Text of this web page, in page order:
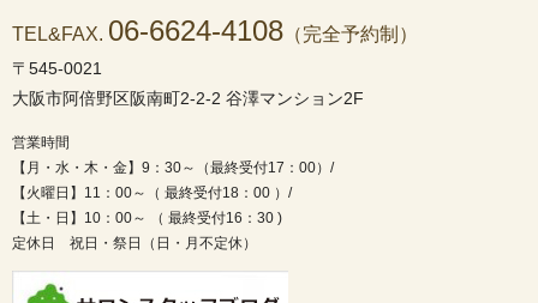
TEL&FAX. 06-6624-4108 （完全予約制）
〒545-0021
大阪市阿倍野区阪南町2-2-2 谷澤マンション2F
営業時間
【月・水・木・金】9：30～（最終受付17：00）/
【火曜日】11：00～（ 最終受付18：00 ）/
【土・日】10：00～ （ 最終受付16：30 )
定休日 祝日・祭日（日・月不定休）